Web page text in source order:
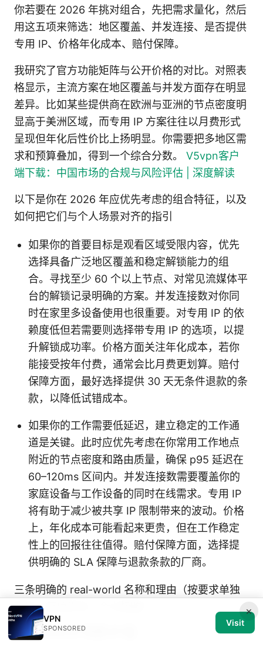
你若要在 2026 年挑对组合，先把需求量化，然后
用这五项来筛选：地区覆盖、并发连接、是否提供
专用 IP、价格年化成本、赔付保障。
我研究了官方功能矩阵与公开价格的对比。对照表
格显示，主流方案在地区覆盖与并发方面存在明显
差异。比如某些提供商在欧洲与亚洲的节点密度明
显高于美洲区域，而专用 IP 方案往往以月费形式
呈现但年化后性价比上扬明显。你需要把多地区需
求和预算叠加，得到一个综合分数。 V5vpn客户
端下载：中国市场的合规与风险评估 | 深度解读
以下是你在 2026 年应优先考虑的组合特征，以及
如何把它们与个人场景对齐的指引
如果你的首要目标是观看区域受限内容，优先
选择具备广泛地区覆盖和稳定解锁能力的组
合。寻找至少 60 个以上节点、对常见流媒体平
台的解锁记录明确的方案。并发连接数对你同
时在家里多设备使用也很重要。对专用 IP 的依
赖度低但若需要则选择带专用 IP 的选项，以提
升解锁成功率。价格方面关注年化成本，若你
能接受按年付费，通常会比月费更划算。赔付
保障方面，最好选择提供 30 天无条件退款的条
款，以降低试错成本。
如果你的工作需要低延迟，建立稳定的工作通
道是关键。此时应优先考虑在你常用工作地点
附近的节点密度和路由质量，确保 p95 延迟在
60–120ms 区间内。并发连接数需要覆盖你的
家庭设备与工作设备的同时在线需求。专用 IP
将有助于减少被共享 IP 限制带来的波动。价格
上，年化成本可能看起来更贵，但在工作稳定
性上的回报往往值得。赔付保障方面，选择提
供明确的 SLA 保障与退款条款的厂商。
三条明确的 real-world 名称和理由（按要求单独
列出，每项作为一个小标题）
1. NordVPN 专用 IP 组
×
VPN
SPONSORED
Visit